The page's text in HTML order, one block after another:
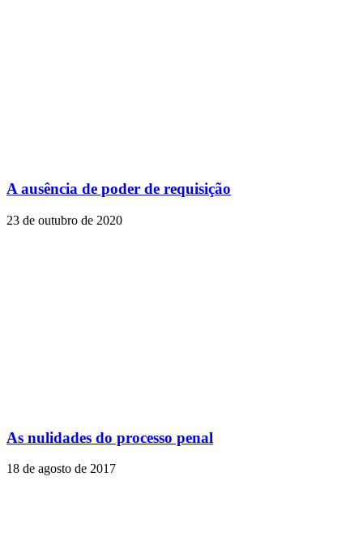
A ausência de poder de requisição
23 de outubro de 2020
As nulidades do processo penal
18 de agosto de 2017